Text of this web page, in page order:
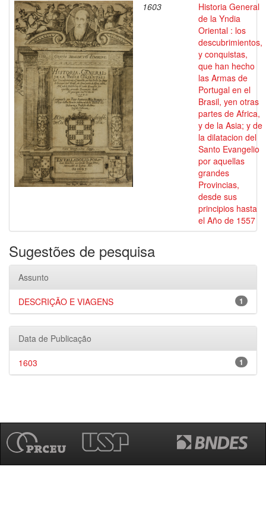
1603
Historia General
de la Yndia
Oriental : los
descubrimientos,
y conquistas,
que han hecho
las Armas de
Portugal en el
Brasil, yen otras
partes de Africa,
y de la Asia; y de
la dilatacion del
Santo Evangelio
por aquellas
grandes
Provincias,
desde sus
principios hasta
el Año de 1557
Sugestões de pesquisa
Assunto
1
DESCRIÇÃO E VIAGENS
Data de Publicação
1
1603